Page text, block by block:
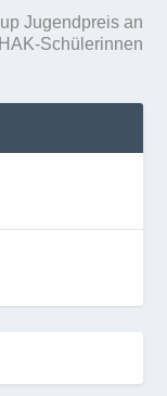
Jugendpreis an
HAK-Schülerinnen